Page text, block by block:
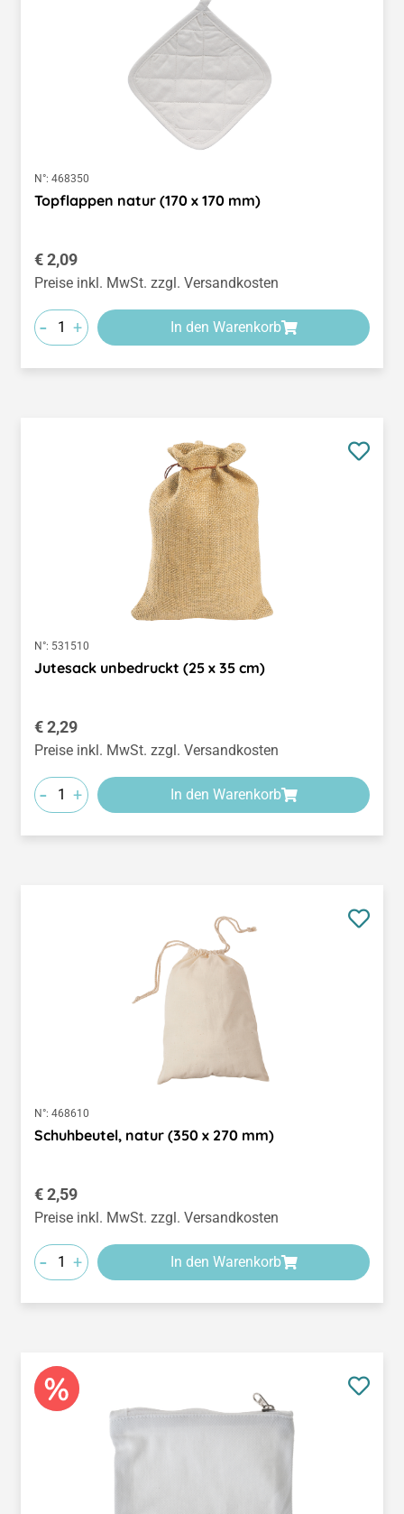
N°: 468350
Topflappen natur (170 x 170 mm)
Regulärer Preis:
€ 2,09
Preise inkl. MwSt. zzgl. Versandkosten
- + In den Warenkorb
N°: 531510
Jutesack unbedruckt (25 x 35 cm)
Regulärer Preis:
€ 2,29
Preise inkl. MwSt. zzgl. Versandkosten
- + In den Warenkorb
N°: 468610
Schuhbeutel, natur (350 x 270 mm)
Regulärer Preis:
€ 2,59
Preise inkl. MwSt. zzgl. Versandkosten
- + In den Warenkorb